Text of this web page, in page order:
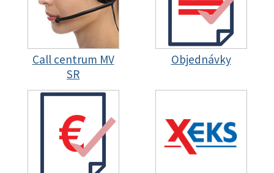
Call centrum MV
SR
Objednávky